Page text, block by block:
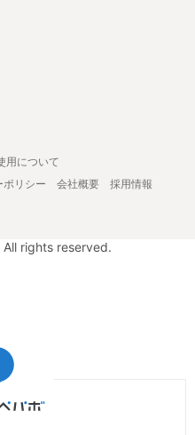
用について
ポリシー 会社概要
採用情報
rights reserved.